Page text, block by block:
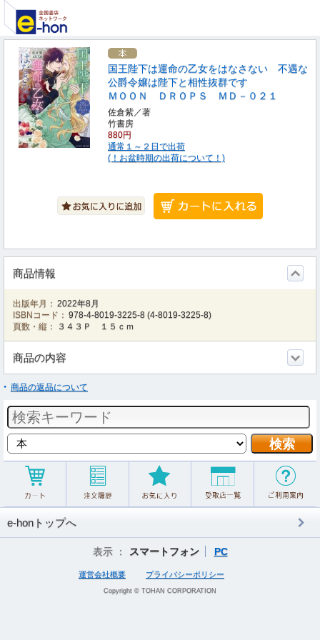
国王陛下は運命の乙女をはなさない 不遇な
公爵令嬢は陛下と相性抜群です
ＭＯＯＮ ＤＲＯＰＳ ＭＤ－０２１
佐倉紫／著
竹書房
880円
通常１～２日で出荷
(！お盆時期の出荷について！)
商品情報
出版年月： 2022年8月
ISBNコード： 978-4-8019-3225-8 (4-8019-3225-8)
頁数・縦：
３４３Ｐ １５ｃｍ
商品の内容
商品の返品について
e-honトップへ
表示 ： スマートフォン PC
運営会社概要 プライバシーポリシー
Copyright © TOHAN CORPORATION